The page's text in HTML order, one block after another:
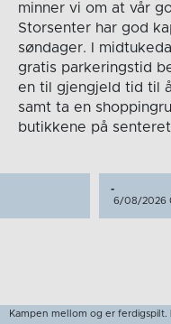
minner vi om at vår
Storsenter har god
søndager. I
gratis parkeringstid
en til gjengjeld tid til
samt ta en
butikkene på
-
6/08/2026
Kampen mellom og er